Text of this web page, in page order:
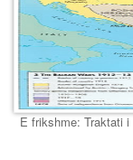
E frikshme: Traktati